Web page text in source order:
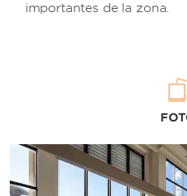
importantes de la zona.